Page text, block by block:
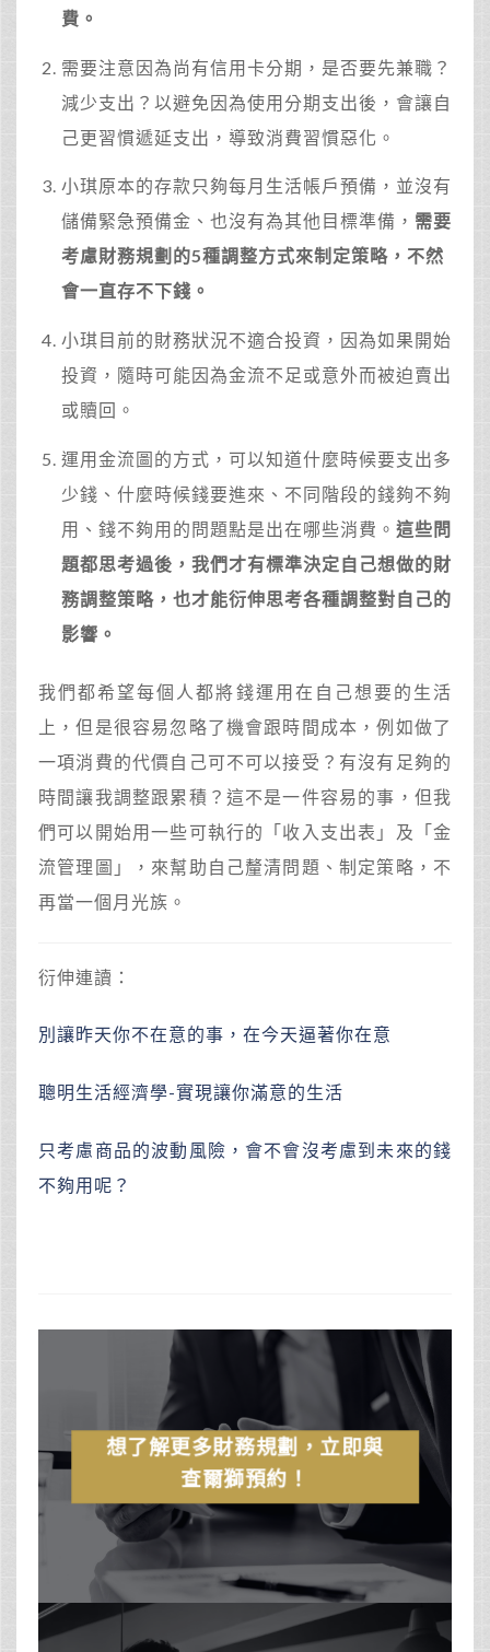
費。
需要注意因為尚有信用卡分期，是否要先兼職？
減少支出？以避免因為使用分期支出後，會讓自
己更習慣遞延支出，導致消費習慣惡化。
小琪原本的存款只夠每月生活帳戶預備，並沒有
儲備緊急預備金、也沒有為其他目標準備， 需要
考慮財務規劃的5種調整方式來制定策略，不然
會一直存不下錢。
小琪目前的財務狀況不適合投資，因為如果開始
投資，隨時可能因為金流不足或意外而被迫賣出
或贖回。
運用金流圖的方式，可以知道什麼時候要支出多
少錢、什麼時候錢要進來、不同階段的錢夠不夠
用、錢不夠用的問題點是出在哪些消費。 這些問
題都思考過後，我們才有標準決定自己想做的財
務調整策略，也才能衍伸思考各種調整對自己的
影響。
我們都希望每個人都將錢運用在自己想要的生活
上，但是很容易忽略了機會跟時間成本，例如做了
一項消費的代價自己可不可以接受？有沒有足夠的
時間讓我調整跟累積？這不是一件容易的事，但我
們可以開始用一些可執行的「收入支出表」及「金
流管理圖」，來幫助自己釐清問題、制定策略，不
再當一個月光族。
衍伸連讀：
別讓昨天你不在意的事，在今天逼著你在意
聰明生活經濟學-實現讓你滿意的生活
只考慮商品的波動風險，會不會沒考慮到未來的錢
不夠用呢？
想了解更多財務規劃，立即與
查爾獅預約！